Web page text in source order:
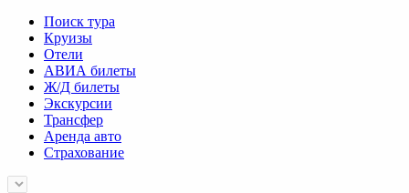
Поиск тура
Круизы
Отели
АВИА билеты
Ж/Д билеты
Экскурсии
Трансфер
Аренда авто
Страхование